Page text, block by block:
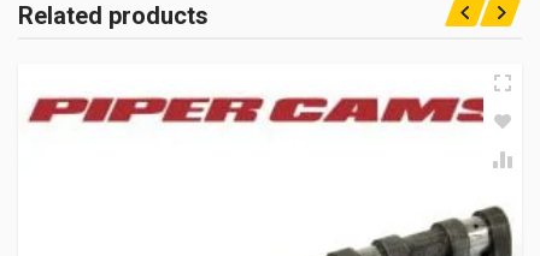
Related products